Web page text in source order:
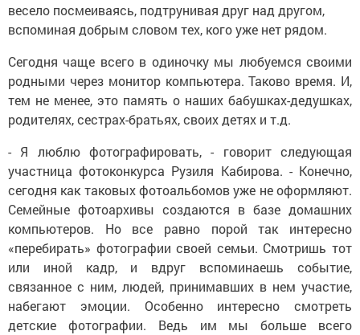
весело посмеиваясь, подтрунивая друг над другом,
вспоминая добрым словом тех, кого уже нет рядом.
Сегодня чаще всего в одиночку мы любуемся своими
родными через монитор компьютера. Таково время. И,
тем не менее, это память о наших бабушках-дедушках,
родителях, сестрах-братьях, своих детях и т.д.
- Я люблю фотографировать, - говорит следующая
участница фотоконкурса Рузиля Кабирова. - Конечно,
сегодня как таковых фотоальбомов уже не оформляют.
Семейные фотоархивы создаются в базе домашних
компьютеров. Но все равно порой так интересно
«перебирать» фотографии своей семьи. Смотришь тот
или иной кадр, и вдруг вспоминаешь событие,
связанное с ним, людей, принимавших в нем участие,
набегают эмоции. Особенно интересно смотреть
детские фотографии. Ведь им мы больше всего